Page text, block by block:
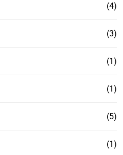
(4)
(3)
(1)
(1)
(5)
(1)